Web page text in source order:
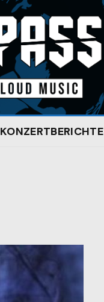
KONZERTBERICHTE